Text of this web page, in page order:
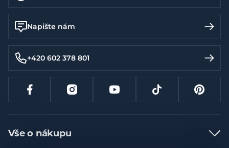
Napište nám
+420 602 378 801
Vše o nákupu